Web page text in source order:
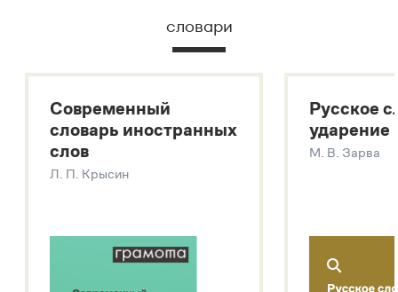
Русский орфографический словарь
Большой толковый словарь русских глаголов
Современный словарь иностранных слов
Звук – технология синтеза платформы
SaluteSpeech
словари
Современный
словарь иностранных
слов
Л. П. Крысин
Русское
ударение
М. В. Зарва